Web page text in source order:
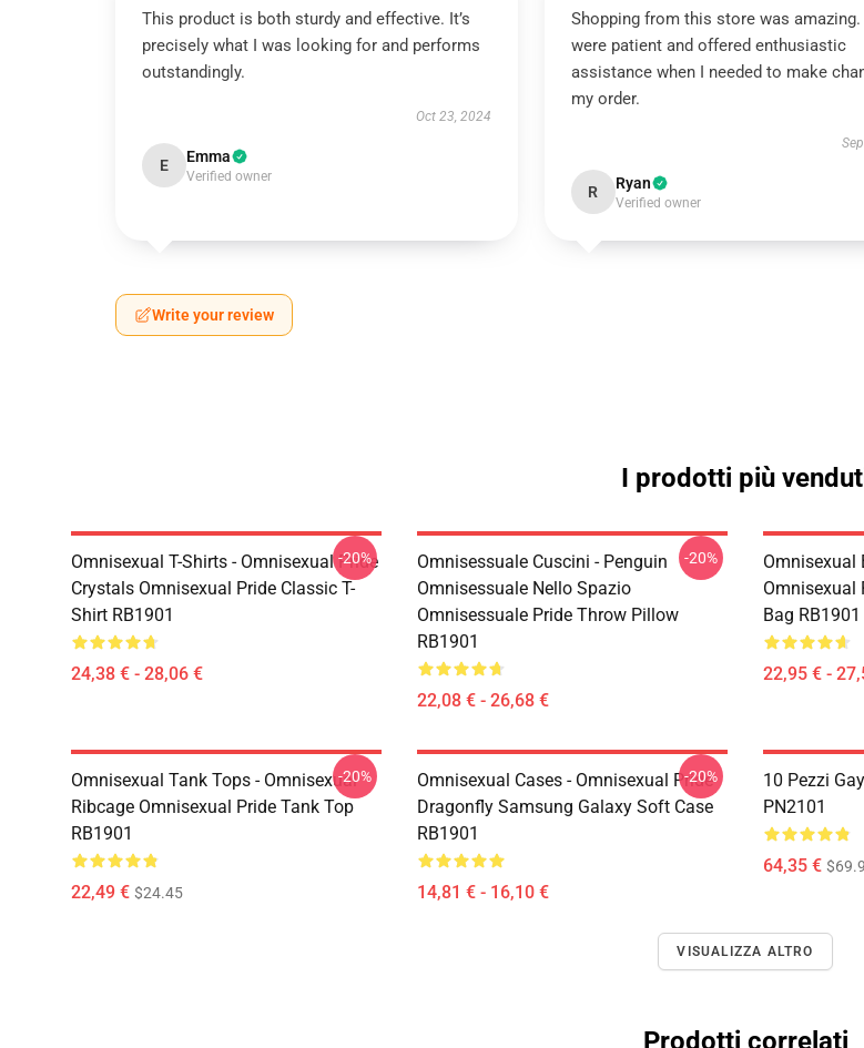
This product is both sturdy and effective. It’s
precisely what I was looking for and performs
outstandingly.
Oct 23, 2024
E Emma
Verified owner
Shopping from this store was amazing.
were patient and offered enthusiastic
assistance when I needed to make
my order.
R Ryan
Verified owner
Write your review
I prodotti più
Omnisexual T-Shirts - Omnisexual Pride
Crystals Omnisexual Pride Classic T-
Shirt RB1901
24,38 € - 28,06 €
-20%
Omnisessuale Cuscini - Penguin
Omnisessuale Nello Spazio
Omnisessuale Pride Throw Pillow
RB1901
22,08 € - 26,68 €
-20%
Omnisexual
Omnisexual
Bag RB1901
22,95 € -
Omnisexual Tank Tops - Omnisexual
Ribcage Omnisexual Pride Tank Top
RB1901
22,49 € $24.45
-20%
Omnisexual Cases - Omnisexual Pride
Dragonfly Samsung Galaxy Soft Case
RB1901
14,81 € - 16,10 €
-20%
10 Pezzi
PN2101
64,35 €
VISUALIZZA ALTRO
Prodotti correlati